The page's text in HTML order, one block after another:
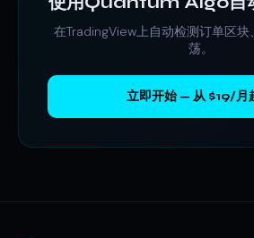
在TradingView上自动检测订单区块
荡。
立即开始 — 从 $19/月